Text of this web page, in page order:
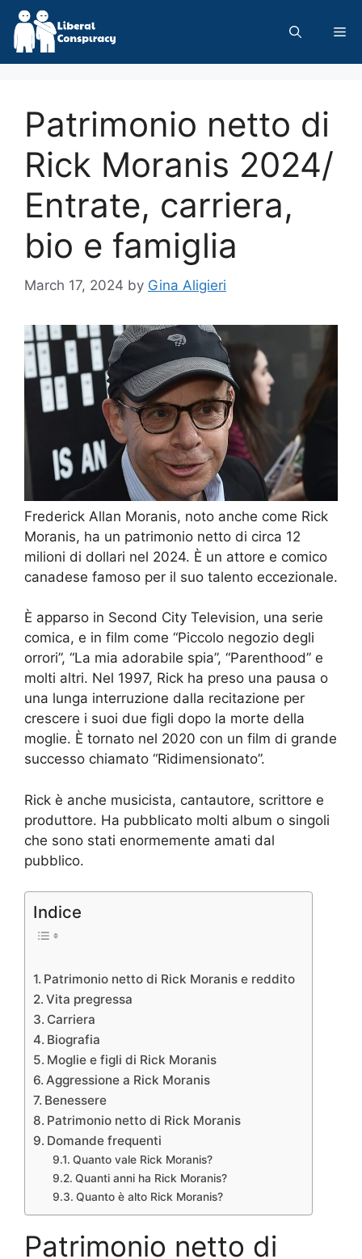
Skip
content
Patrimonio netto di
Rick Moranis 2024/
Entrate, carriera,
bio e famiglia
March 17, 2024 by Gina Aligieri
Frederick Allan Moranis, noto anche come Rick
Moranis, ha un patrimonio netto di circa 12
milioni di dollari nel 2024. È un attore e comico
canadese famoso per il suo talento eccezionale.
È apparso in Second City Television, una serie
comica, e in film come “Piccolo negozio degli
orrori”, “La mia adorabile spia”, “Parenthood” e
molti altri. Nel 1997, Rick ha preso una pausa o
una lunga interruzione dalla recitazione per
crescere i suoi due figli dopo la morte della
moglie. È tornato nel 2020 con un film di grande
successo chiamato “Ridimensionato”.
Rick è anche musicista, cantautore, scrittore e
produttore. Ha pubblicato molti album o singoli
che sono stati enormemente amati dal
pubblico.
Indice
Patrimonio netto di Rick Moranis e reddito
Vita pregressa
Carriera
Biografia
Moglie e figli di Rick Moranis
Aggressione a Rick Moranis
Benessere
Patrimonio netto di Rick Moranis
Domande frequenti
Quanto vale Rick Moranis?
Quanti anni ha Rick Moranis?
Quanto è alto Rick Moranis?
Patrimonio netto di